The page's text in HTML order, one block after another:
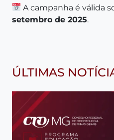
A campanha é válida
setembro de 2025.
ÚLTIMAS